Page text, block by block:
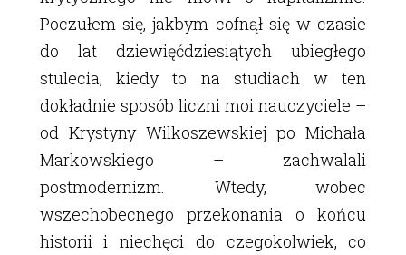
Poczułem się, jakbym cofnął się w czasie
do lat dziewięćdziesiątych ubiegłego
stulecia, kiedy to na studiach w ten
dokładnie sposób liczni moi nauczyciele –
od Krystyny Wilkoszewskiej po Michała
Markowskiego – zachwalali
postmodernizm. Wtedy, wobec
wszechobecnego przekonania o końcu
historii i niechęci do czegokolwiek, co